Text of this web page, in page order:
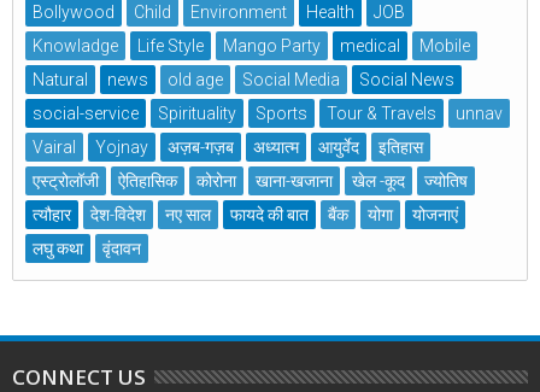
Bollywood
Child Environment Health
JOB
Knowladge
Life Style Mango Party medical
Mobile
Natural
news old age Social Media
Social News
social-service
Spirituality Sports Tour & Travels
unnav
Vairal
Yojnay अज़ब-गज़ब अध्यात्म आयुर्वेद
इतिहास
एस्ट्रोलॉजी
ऐतिहासिक कोरोना खाना-खजाना खेल -कूद
ज्योतिष
त्यौहार
देश-विदेश नए साल फायदे की बात बैंक योगा
योजनाएं
लघु कथा
वृंदावन
CONNECT US